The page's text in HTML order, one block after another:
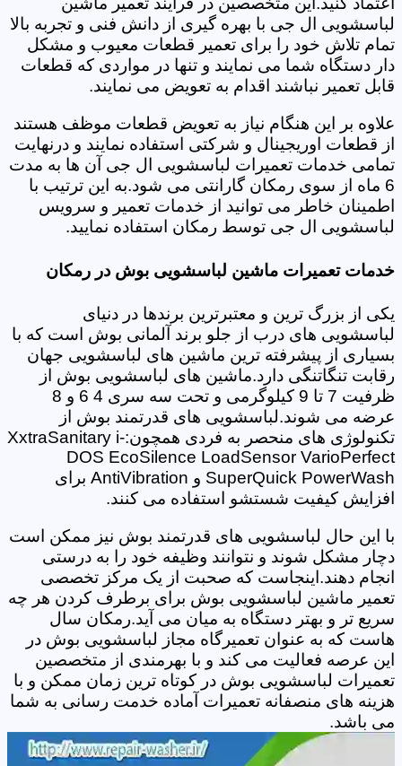
لباسشویی ال جی با بهره گیری از دانش فنی و تجربه بالا
تمام تلاش خود را برای تعمیر قطعات معیوب و مشکل
دار دستگاه شما می نمایند و تنها در مواردی که قطعات
قابل تعمیر نباشند اقدام به تعویض می نمایند.
علاوه بر این هنگام نیاز به تعویض قطعات موظف هستند
از قطعات اوریجینال و شرکتی استفاده نمایند و درنهایت
تمامی خدمات تعمیرات لباسشویی ال جی آن ها به مدت
6 ماه از سوی رمکان گارانتی می شود.به این ترتیب با
اطمینان خاطر می توانید از خدمات تعمیر و سرویس
لباسشویی ال جی توسط رمکان استفاده نمایید.
خدمات تعمیرات ماشین لباسشویی بوش در رمکان
یکی از بزرگ ترین و معتبرترین برندها در دنیای
لباسشویی های درب از جلو برند آلمانی بوش است که با
بسیاری از پیشرفته ترین ماشین های لباسشویی جهان
رقابت تنگاتنگی دارد.ماشین های لباسشویی بوش از
ظرفیت 7 تا 9 کیلوگرمی و تحت سه سری 4 6 و 8
عرضه می شوند.لباسشویی های قدرتمند بوش از
تکنولوژی های منحصر به فردی همچون:XxtraSanitary i-
DOS EcoSilence LoadSensor VarioPerfect
SuperQuick PowerWash و AntiVibration برای
افزایش کیفیت شستشو استفاده می کنند.
با این حال لباسشویی های قدرتمند بوش نیز ممکن است
دچار مشکل شوند و نتوانند وظیفه خود را به درستی
انجام دهند.اینجاست که صحبت از یک مرکز تخصصی
تعمیر ماشین لباسشویی بوش برای برطرف کردن هر چه
سریع تر و بهتر دستگاه به میان می آید.رمکان سال
هاست که به عنوان تعمیرگاه مجاز لباسشویی بوش در
این عرصه فعالیت می کند و با بهرمندی از متخصصین
تعمیرات لباسشویی بوش در کوتاه ترین زمان ممکن و با
هزینه های منصفانه تعمیرات آماده خدمت رسانی به شما
می باشد.